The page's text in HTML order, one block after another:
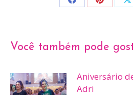
Share Share
Você também pode
Aniversário
Adri